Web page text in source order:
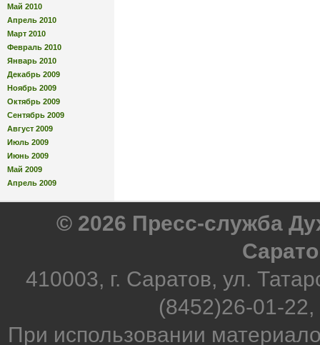
Май 2010
Апрель 2010
Март 2010
Февраль 2010
Январь 2010
Декабрь 2009
Ноябрь 2009
Октябрь 2009
Сентябрь 2009
Август 2009
Июль 2009
Июнь 2009
Май 2009
Апрель 2009
© 2026 Пресс-служба
410003, г. Саратов, ул.
(8452)26-01-
При использовании